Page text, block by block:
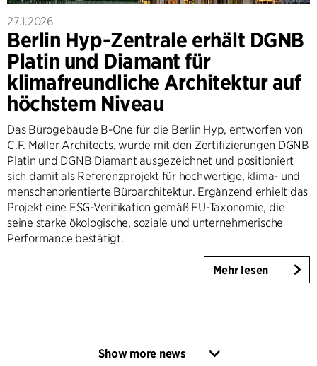
27.1.2026
Berlin Hyp-Zentrale erhält DGNB
Platin und Diamant für
klimafreundliche Architektur auf
höchstem Niveau
Das Bürogebäude B-One für die Berlin Hyp, entworfen von
C.F. Møller Architects, wurde mit den Zertifizierungen DGNB
Platin und DGNB Diamant ausgezeichnet und positioniert
sich damit als Referenzprojekt für hochwertige, klima- und
menschenorientierte Büroarchitektur. Ergänzend erhielt das
Projekt eine ESG-Verifikation gemäß EU-Taxonomie, die
seine starke ökologische, soziale und unternehmerische
Performance bestätigt.
Mehr lesen
Show more news